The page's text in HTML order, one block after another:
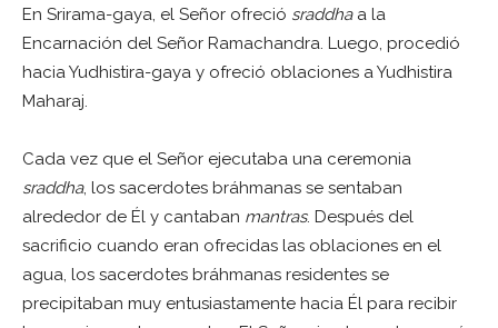
En Srirama-gaya, el Señor ofreció sraddhaa la
Encarnación del Señor Ramachandra. Luego, procedió
hacia Yudhistira-gaya y ofreció oblaciones a Yudhistira
Maharaj.
Cada vez que el Señor ejecutaba una ceremonia
sraddha, los sacerdotes bráhmanas se sentaban
alrededor de Él y cantaban mantras. Después del
sacrificio cuando eran ofrecidas las oblaciones en el
agua, los sacerdotes bráhmanas residentes se
precipitaban muy entusiastamente hacia Él para recibir